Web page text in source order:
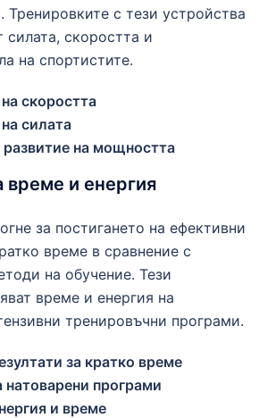
Тренировките с тези устройства
силата, скоростта и
на спортистите.
скоростта
силата
развитие на мощността
време и енергия
за постигането на ефективни
време в сравнение с
на обучение. Тези
време и енергия на
тренировъчни програми.
за кратко време
програми
и време